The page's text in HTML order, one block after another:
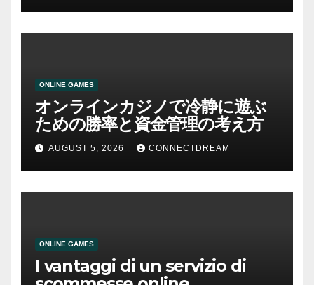
ONLINE GAMES
オンラインカジノで冷静に遊ぶ
ための勝率と資金管理の考え方
AUGUST 5, 2026 CONNECTDREAM
ONLINE GAMES
I vantaggi di un servizio di